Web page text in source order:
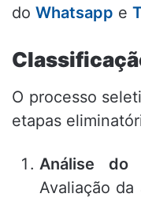
do Whatsapp e
O processo
etapas
Análise do
Avaliação